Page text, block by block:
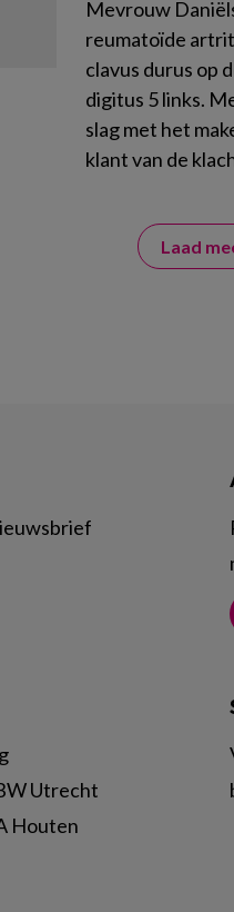
Mevrouw
reumatoïde
clavus durus op
digitus 5 links.
slag met het
klant van de
Laad
Utrecht
Houten